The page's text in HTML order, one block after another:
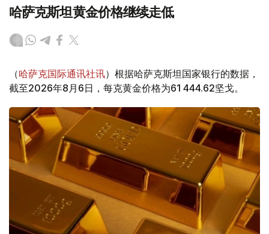
哈萨克斯坦黄金价格继续走低
（哈萨克国际通讯社讯）根据哈萨克斯坦国家银行的数据，
截至2026年8月6日，每克黄金价格为61 444.62坚戈。